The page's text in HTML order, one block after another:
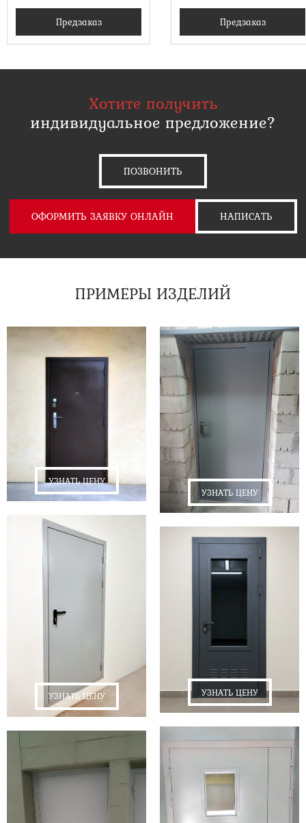
Предзаказ Предзаказ
Хотите получить
индивидуальное предложение?
ПОЗВОНИТЬ
ОФОРМИТЬ ЗАЯВКУ ОНЛАЙН НАПИСАТЬ
ПРИМЕРЫ ИЗДЕЛИЙ
УЗНАТЬ ЦЕНУ
УЗНАТЬ ЦЕНУ
УЗНАТЬ ЦЕНУ
УЗНАТЬ ЦЕНУ